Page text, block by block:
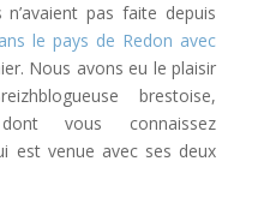
n’avaient pas faite depuis
le pays de Redon avec
Nous avons eu le plaisir
brestoise,
vous connaissez
est venue avec ses deux